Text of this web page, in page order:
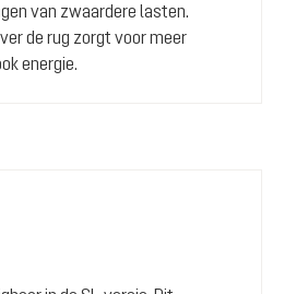
van zwaardere lasten.
de rug zorgt voor meer
energie.